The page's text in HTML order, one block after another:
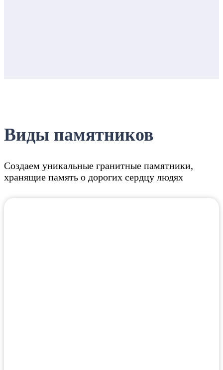
Виды памятников
Создаем уникальные гранитные памятники,
хранящие память о дорогих сердцу людях